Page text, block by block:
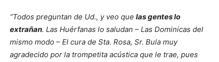
“Todos preguntan de Ud., y veo que las gentes lo
extrañan. Las Huérfanas lo saludan – Las Dominicas del
mismo modo – El cura de Sta. Rosa, Sr. Bula muy
agradecido por la trompetita acústica que le trae, pues